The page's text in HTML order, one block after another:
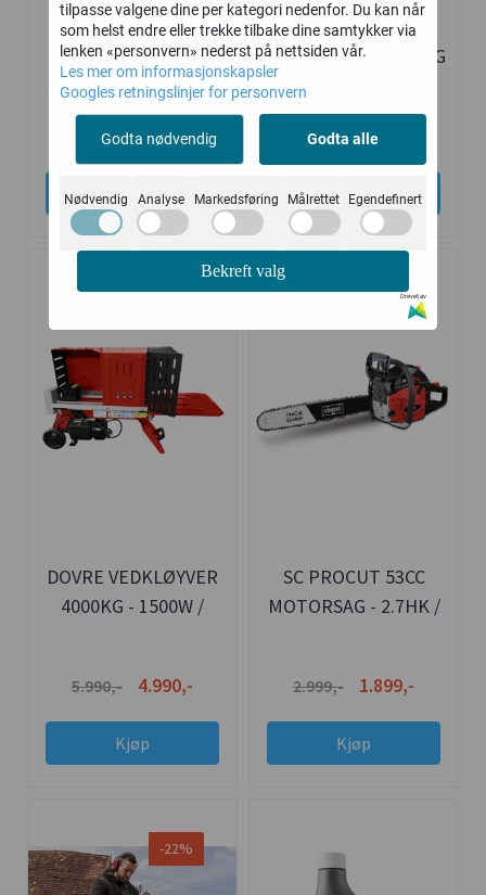
Sagbenk med
motorsagholder -
150kg kapasitet
1.799,- 1.199,-
Kjøp
SAGBUKK
GALVANISERT - 180KG
499,-
Kjøp
-17%
DOVRE VEDKLØYVER
4000KG - 1500W /
5.990,- 4.990,-
Kjøp
-37%
SC PROCUT 53CC
MOTORSAG - 2.7HK /
2.999,- 1.899,-
Kjøp
-22%
tilpasse valgene dine per kategori nedenfor. Du kan når
som helst endre eller trekke tilbake dine samtykker via
lenken «personvern» nederst på nettsiden vår.
Les mer om informasjonskapsler
Googles retningslinjer for personvern
Godta nødvendig Godta alle
Nødvendig Analyse Markedsføring Målrettet Egendefinert
Bekreft valg
Drevet av